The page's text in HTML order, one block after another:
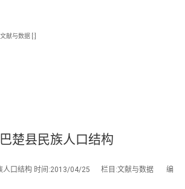
献与数据 [:]
楚县民族人口结构
人口结构 时间:2013/04/25 栏目:文献与数据 编